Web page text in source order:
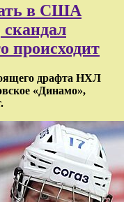
в США
происходит
драфта НХЛ
«Динамо»,